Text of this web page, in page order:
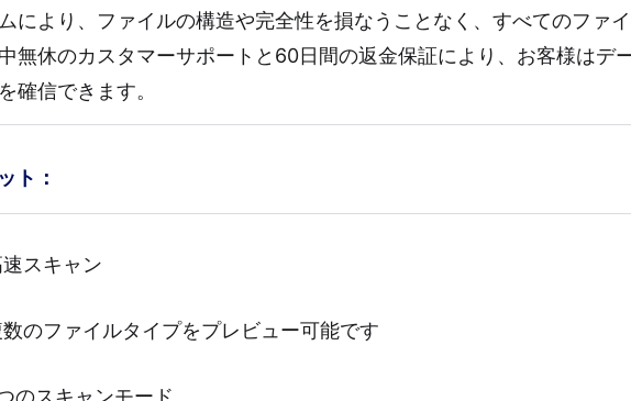
により、ファイルの構造や完全性を損なうことなく、すべてのファ
無休のカスタマーサポートと60日間の返金保証により、お客様はデ
確信できます。
ト：
速スキャン
のファイルタイプをプレビュー可能です